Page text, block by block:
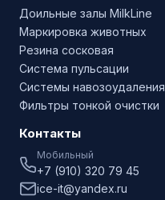
Доильные залы MilkLine
Маркировка животных
Резина сосковая
Система пульсации
Системы навозоудаления
Фильтры тонкой очистки
Контакты
Мобильный
+7 (910) 320 79 45
ice-it@yandex.ru